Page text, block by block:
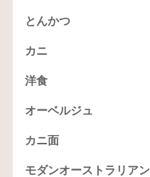
とんかつ
カニ
洋食
オーベルジュ
カニ面
モダンオーストラリアン